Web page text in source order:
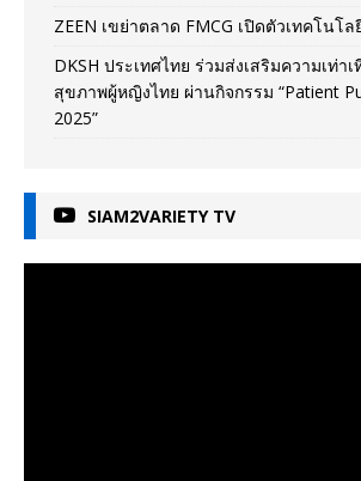
ZEEN เขย่าตลาด FMCG เปิดตัวเทคโนโ
DKSH ประเทศไทย ร่วมส่งเสริมความเท่า
สุขภาพผู้หญิงไทย ผ่านกิจกรรม “Patient
2025”
SIAM2VARIETY TV